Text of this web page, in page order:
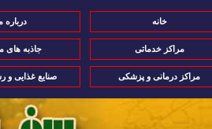
خانه درباره
مراکز خدماتی جاذبه های
مراکز درمانی و پزشکی صنایع غذایی و